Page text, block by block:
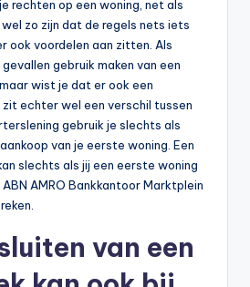
rechten op een woning, net als
zo zijn dat de regels nets iets
ook voordelen aan zitten. Als
gebruik maken van een
wist je dat er ook een
echter wel een verschil tussen
gebruik je slechts als
van je eerste woning. Een
slechts als jij een eerste woning
AMRO Bankkantoor Marktplein
van een